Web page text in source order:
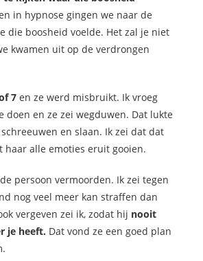
in hypnose gingen we naar de
die boosheid voelde. Het zal je niet
kwamen uit op de verdrongen
7 en ze werd misbruikt. Ik vroeg
doen en ze zei wegduwen. Dat lukte
en slaan. Ik zei dat dat
haar alle emoties eruit gooien.
persoon vermoorden. Ik zei tegen
nog veel meer kan straffen dan
vergeven zei ik, zodat hij nooit
je heeft. Dat vond ze een goed plan